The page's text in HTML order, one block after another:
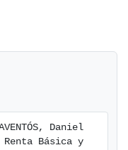
Daniel
Renta Básica y